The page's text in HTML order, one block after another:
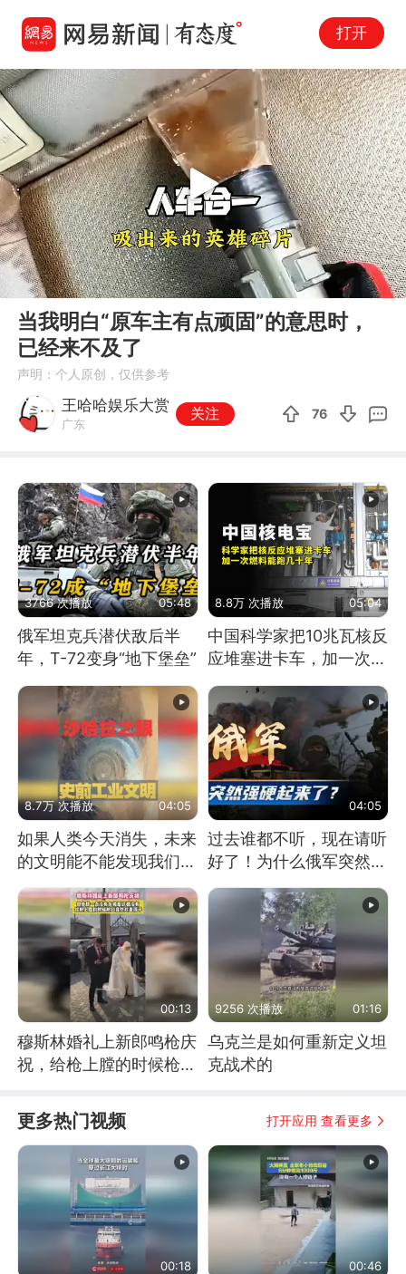
打开
00:00 00:40
Play
当我明白“原车主有点顽固”的意思时，
已经来不及了
声明：个人原创，仅供参考
王哈哈娱乐大赏
广东
关注 76
3766 次播放 05:48
俄军坦克兵潜伏敌后半
年，T-72变身“地下堡垒”
8.8万 次播放 05:04
中国科学家把10兆瓦核反
应堆塞进卡车，加一次燃
8.7万 次播放 04:05
如果人类今天消失，未来
的文明能不能发现我们存
在过？
04:05
过去谁都不听，现在请听
好了！为什么俄军突然强
硬起来了？
00:13
穆斯林婚礼上新郎鸣枪庆
祝，给枪上膛的时候枪口
9256 次播放 01:16
乌克兰是如何重新定义坦
克战术的
更多热门视频 打开应用 查看更多
00:18 00:46